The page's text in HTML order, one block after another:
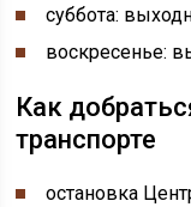
суббота:
воскресенье:
Как
транспорте
остановка